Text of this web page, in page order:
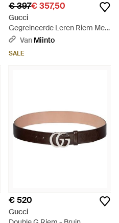
€ 397€ 357,50
Gucci
Gegreineerde Leren Riem Met
Logo - Zwart
Van Miinto
SALE
€ 520
Gucci